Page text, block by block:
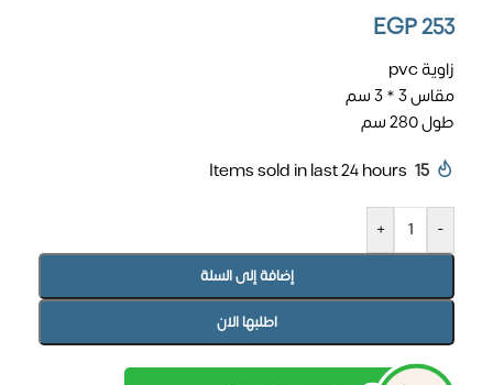
EGP253
زاوية pvc
مقاس 3 * 3 سم
طول 280 سم
15
Items sold in last 24 hours
-
+
إضافة إلى السلة
اطلبها الان